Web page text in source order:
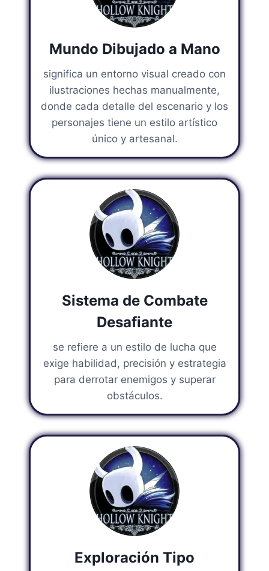
Mundo Dibujado a Mano
significa un entorno visual creado con
ilustraciones hechas manualmente,
donde cada detalle del escenario y los
personajes tiene un estilo artístico
único y artesanal.
Sistema de Combate
Desafiante
se refiere a un estilo de lucha que
exige habilidad, precisión y estrategia
para derrotar enemigos y superar
obstáculos.
Exploración Tipo